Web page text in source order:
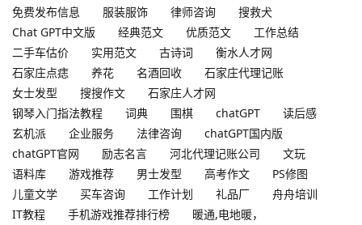
免费发布信息
服装服饰 律师咨询
搜救犬
Chat GPT中文版
经典范文 优质范文
工作总结
二手车估价
实用范文 古诗词
衡水人才网
石家庄点痣
养花 名酒回收
石家庄代理记账
女士发型
搜搜作文
石家庄人才网
钢琴入门指法教程
词典 围棋 chatGPT
读后感
玄机派
企业服务 法律咨询
chatGPT国内版
chatGPT官网
励志名言 河北代理记账公司
文玩
语料库
游戏推荐 男士发型 高考作文
PS修图
儿童文学
买车咨询 工作计划 礼品厂
舟舟培训
IT教程
手机游戏推荐排行榜
暖通,电地暖，